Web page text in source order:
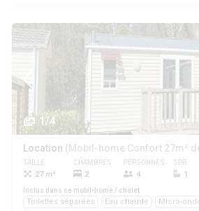
1/4
Location
TAILLE
27 m²
CHAMBRES
2
PERSONNES
4
SDB
1
Inclus dans ce mobil-home / chalet
Toilettes séparées Eau chaude Micro-